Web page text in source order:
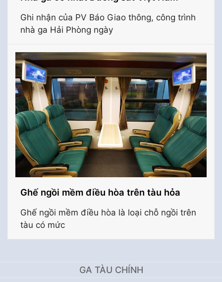
Ghi nhận của PV Báo Giao thông, công trình
nhà ga Hải Phòng ngày
Ghế ngồi mềm điều hòa trên tàu hỏa
Ghế ngồi mềm điều hòa là loại chỗ ngồi trên
tàu có mức
GA TÀU CHÍNH